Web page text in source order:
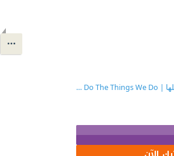
لماذا نفعل الأشياء التي نفعلها | ‎Why We Do The Things We Do‎